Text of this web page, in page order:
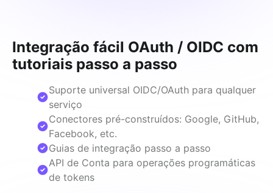
Integração fácil OAuth / OIDC com
tutoriais passo a passo
Suporte universal OIDC/OAuth para qualquer
serviço
Conectores pré-construídos: Google, GitHub,
Facebook, etc.
Guias de integração passo a passo
API de Conta para operações programáticas
de tokens